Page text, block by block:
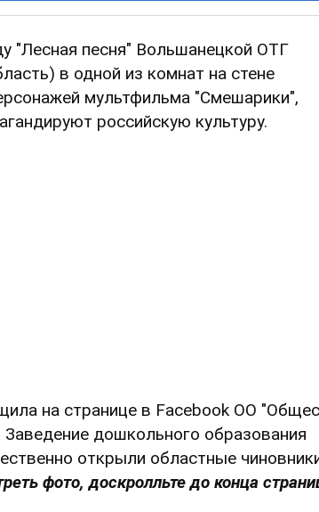
"Лесная песня" Вольшанецкой ОТГ
в одной из комнат на стене
мультфильма "Смешарики",
российскую культуру.
на странице в Facebook ОО
Заведение дошкольного образования
открыли областные
фото, доскролльте до конца